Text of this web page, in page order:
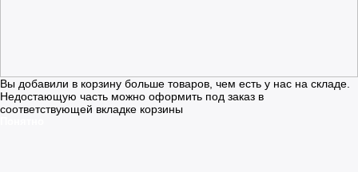
Вы добавили в корзину больше товаров, чем есть у нас на складе.
Недостающую часть можно оформить под заказ в
соответствующей вкладке корзины